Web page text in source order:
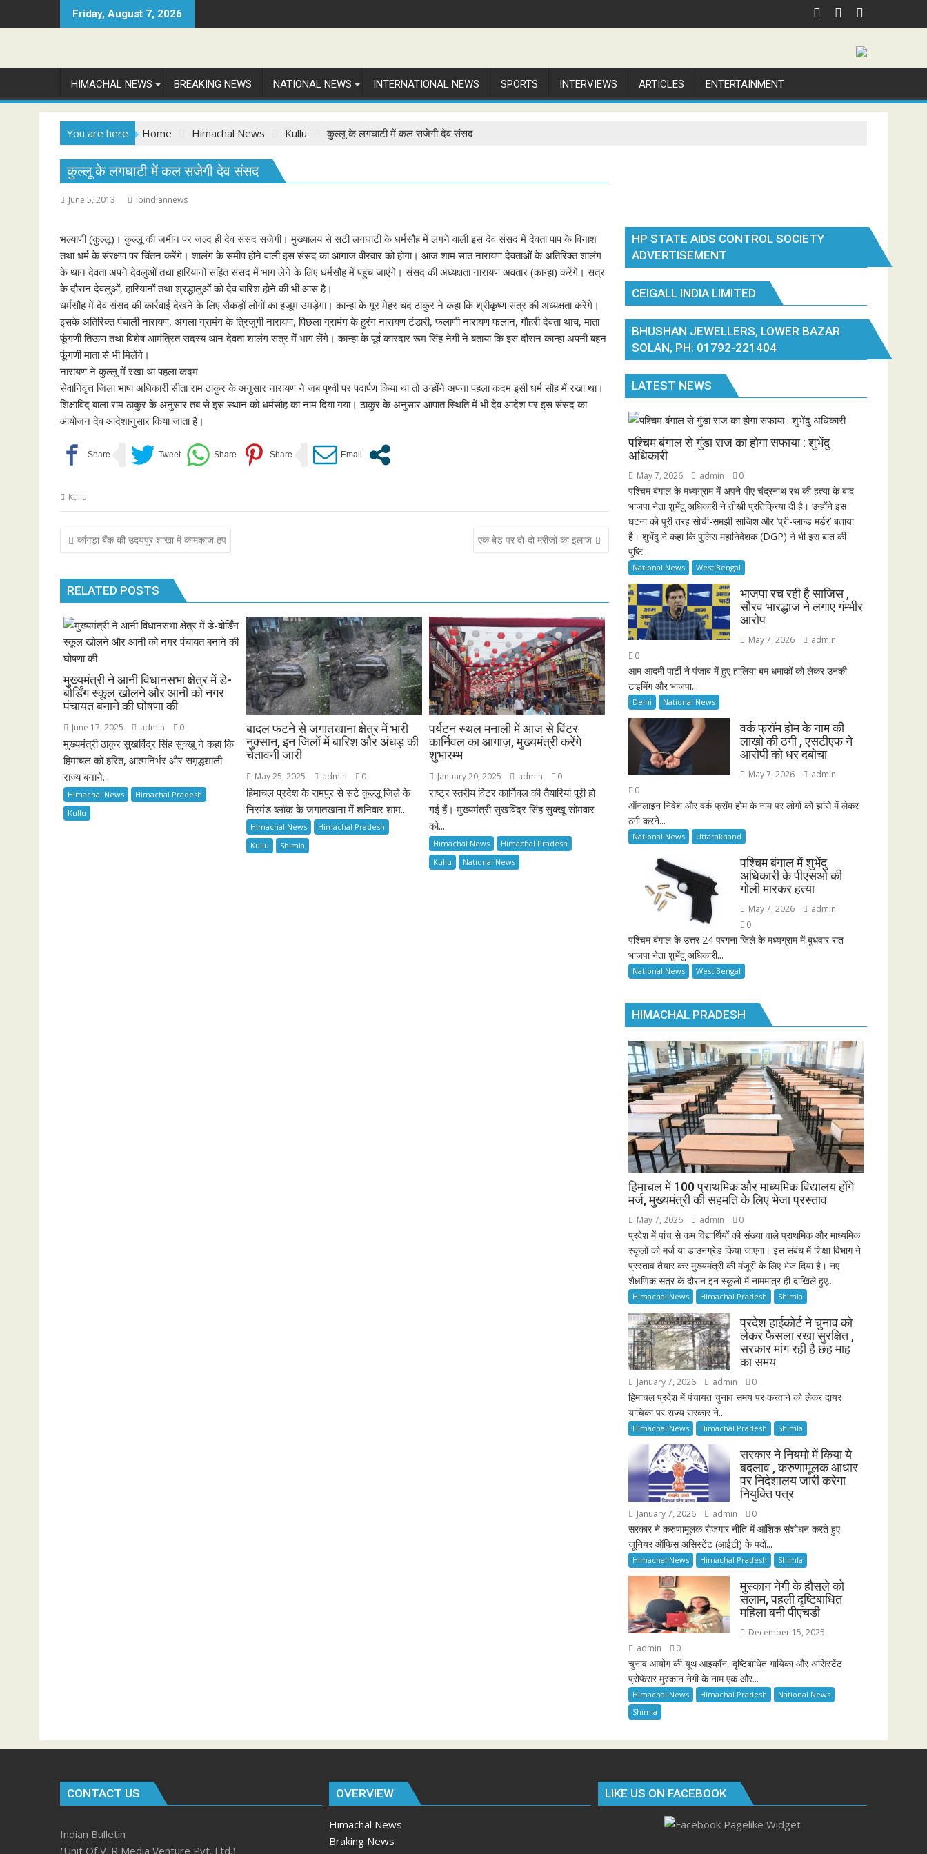
to
Friday, August 7, 2026
HIMACHAL NEWS BREAKING NEWS NATIONAL NEWS INTERNATIONAL NEWS SPORTS INTERVIEWS ARTICLES ENTERTAINMENT
You are here Home Himachal News Kullu कुल्लू के लगघाटी में कल सजेगी देव संसद
कुल्लू के लगघाटी में कल सजेगी देव संसद
June 5, 2013 ibindiannews
भल्याणी (कुल्लू)। कुल्लू की जमीन पर जल्द ही देव संसद सजेगी। मुख्यालय से सटी लगघाटी के धर्मसौह में लगने वाली इस देव संसद में देवता पाप के विनाश
तथा धर्म के संरक्षण पर चिंतन करेंगे। शालंग के समीप होने वाली इस संसद का आगाज वीरवार को होगा। आज शाम सात नारायण देवताओं के अतिरिक्त शालंग
के थान देवता अपने देवलुओं तथा हारियानों सहित संसद में भाग लेने के लिए धर्मसौह में पहुंच जाएंगे। संसद की अध्यक्षता नारायण अवतार (कान्हा) करेंगे। सत्र
के दौरान देवलुओं, हारियानों तथा श्रद्धालुओं को देव बारिश होने की भी आस है।
धर्मसौह में देव संसद की कार्रवाई देखने के लिए सैकड़ों लोगों का हजूम उमड़ेगा। कान्हा के गूर मेहर चंद ठाकुर ने कहा कि श्रीकृष्ण सत्र की अध्यक्षता करेंगे।
इसके अतिरिक्त पंचाली नारायण, अगला ग्रामंग के त्रिजुगी नारायण, पिछला ग्रामंग के हुरंग नारायण टंडारी, फलाणी नारायण फलान, गौहरी देवता थाच, माता
फूंगणी तिऊण तथा विशेष आमंत्रित सदस्य थान देवता शालंग सत्र में भाग लेंगे। कान्हा के पूर्व कारदार रूम सिंह नेगी ने बताया कि इस दौरान कान्हा अपनी बहन
फूंगणी माता से भी मिलेंगे।
नारायण ने कुल्लू में रखा था पहला कदम
सेवानिवृत्त जिला भाषा अधिकारी सीता राम ठाकुर के अनुसार नारायण ने जब पृथ्वी पर पदार्पण किया था तो उन्होंने अपना पहला कदम इसी धर्म सौह में रखा था।
शिक्षाविद् बाला राम ठाकुर के अनुसार तब से इस स्थान को धर्मसौह का नाम दिया गया। ठाकुर के अनुसार आपात स्थिति में भी देव आदेश पर इस संसद का
आयोजन देव आदेशानुसार किया जाता है।
Kullu
Post
navigation
कांगड़ा बैंक की उदयपुर शाखा में कामकाज ठप एक बेड पर दो-दो मरीजों का इलाज
RELATED POSTS
मुख्यमंत्री ने आनी विधानसभा क्षेत्र में डे-
बोर्डिंग स्कूल खोलने और आनी को नगर
पंचायत बनाने की घोषणा की
June 17, 2025 admin 0
मुख्यमंत्री ठाकुर सुखविंद्र सिंह सुक्खू ने कहा कि
हिमाचल को हरित, आत्मनिर्भर और समृद्धशाली
राज्य बनाने...
Himachal News
Himachal Pradesh
Kullu
बादल फटने से जगातखाना क्षेत्र में भारी
नुक्सान, इन जिलों में बारिश और अंधड़ की
चेतावनी जारी
May 25, 2025 admin 0
हिमाचल प्रदेश के रामपुर से सटे कुल्लू जिले के
निरमंड ब्लॉक के जगातखाना में शनिवार शाम...
Himachal News
Himachal Pradesh
Kullu
Shimla
पर्यटन स्थल मनाली में आज से विंटर
कार्निवल का आगाज़, मुख्यमंत्री करेंगे
शुभारम्भ
January 20, 2025 admin 0
राष्ट्र स्तरीय विंटर कार्निवल की तैयारियां पूरी हो
गई हैं। मुख्यमंत्री सुखविंद्र सिंह सुक्खू सोमवार
को...
Himachal News
Himachal Pradesh
Kullu
National News
HP STATE AIDS CONTROL SOCIETY
ADVERTISEMENT
CEIGALL INDIA LIMITED
BHUSHAN JEWELLERS, LOWER BAZAR
SOLAN, PH: 01792-221404
LATEST NEWS
पश्चिम बंगाल से गुंडा राज का होगा सफाया : शुभेंदु
अधिकारी
May 7, 2026 admin 0
पश्चिम बंगाल के मध्यग्राम में अपने पीए चंद्रनाथ रथ की हत्या के बाद
भाजपा नेता शुभेंदु अधिकारी ने तीखी प्रतिक्रिया दी है। उन्होंने इस
घटना को पूरी तरह सोची-समझी साजिश और ‘प्री-प्लान्ड मर्डर’ बताया
है। शुभेंदु ने कहा कि पुलिस महानिदेशक (DGP) ने भी इस बात की
पुष्टि...
National News West Bengal
भाजपा रच रही है साजिस ,
सौरव भारद्धाज ने लगाए गंम्भीर
आरोप
May 7, 2026
admin
0
आम आदमी पार्टी ने पंजाब में हुए हालिया बम धमाकों को लेकर उनकी
टाइमिंग और भाजपा...
Delhi National News
वर्क फ्रॉम होम के नाम की
लाखो की ठगी , एसटीएफ ने
आरोपी को धर दबोचा
May 7, 2026
admin
0
ऑनलाइन निवेश और वर्क फ्रॉम होम के नाम पर लोगों को झांसे में लेकर
ठगी करने...
National News Uttarakhand
पश्चिम बंगाल में शुभेंदु
अधिकारी के पीएसओ की
गोली मारकर हत्या
May 7, 2026
admin
0
पश्चिम बंगाल के उत्तर 24 परगना जिले के मध्यग्राम में बुधवार रात
भाजपा नेता शुभेंदु अधिकारी...
National News West Bengal
HIMACHAL PRADESH
हिमाचल में 100 प्राथमिक और माध्यमिक विद्यालय होंगे
मर्ज, मुख्यमंत्री की सहमति के लिए भेजा प्रस्ताव
May 7, 2026 admin 0
प्रदेश में पांच से कम विद्यार्थियों की संख्या वाले प्राथमिक और माध्यमिक
स्कूलों को मर्ज या डाउनग्रेड किया जाएगा। इस संबंध में शिक्षा विभाग ने
प्रस्ताव तैयार कर मुख्यमंत्री की मंजूरी के लिए भेज दिया है। नए
शैक्षणिक सत्र के दौरान इन स्कूलों में नाममात्र ही दाखिले हुए...
Himachal News Himachal Pradesh Shimla
प्रदेश हाईकोर्ट ने चुनाव को
लेकर फैसला रखा सुरक्षित ,
सरकार मांग रही है छह माह
का समय
January 7, 2026 admin 0
हिमाचल प्रदेश में पंचायत चुनाव समय पर करवाने को लेकर दायर
याचिका पर राज्य सरकार ने...
Himachal News Himachal Pradesh Shimla
सरकार ने नियमो में किया ये
बदलाव , करुणामूलक आधार
पर निदेशालय जारी करेगा
नियुक्ति पत्र
January 7, 2026 admin 0
सरकार ने करुणामूलक रोजगार नीति में आंशिक संशोधन करते हुए
जूनियर ऑफिस असिस्टेंट (आईटी) के पदों...
Himachal News Himachal Pradesh Shimla
मुस्कान नेगी के हौसले को
सलाम, पहली दृष्टिबाधित
महिला बनी पीएचडी
December 15, 2025
admin
0
चुनाव आयोग की यूथ आइकॉन, दृष्टिबाधित गायिका और असिस्टेंट
प्रोफेसर मुस्कान नेगी के नाम एक और...
Himachal News Himachal Pradesh
National News
Shimla
CONTACT US
Indian Bulletin
(Unit Of V .R Media Venture Pvt. Ltd.)
OVERVIEW
Himachal News
Braking News
LIKE US ON FACEBOOK